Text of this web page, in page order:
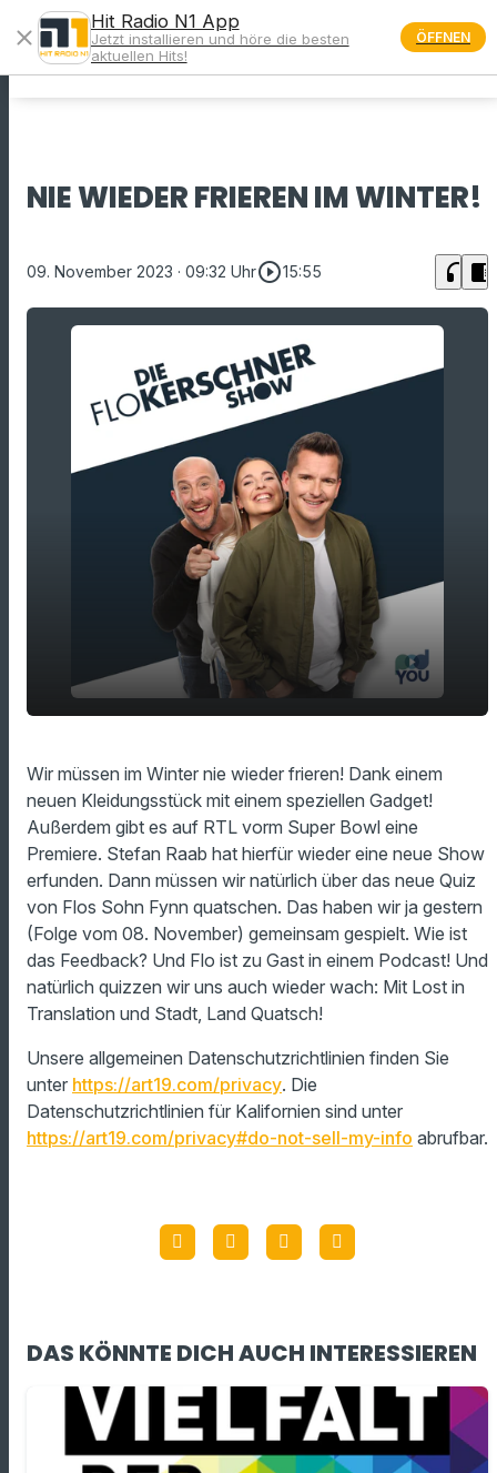
menu
NIE WIEDER FRIEREN IM WINTER!
09. November 2023 · 09:32 Uhrplay_circle_outline15:55 headphones chrome_reader_mode
play_arrow
00:00 15:55
Wir müssen im Winter nie wieder frieren! Dank einem
neuen Kleidungsstück mit einem speziellen Gadget!
Außerdem gibt es auf RTL vorm Super Bowl eine
Premiere. Stefan Raab hat hierfür wieder eine neue Show
erfunden. Dann müssen wir natürlich über das neue Quiz
von Flos Sohn Fynn quatschen. Das haben wir ja gestern
(Folge vom 08. November) gemeinsam gespielt. Wie ist
das Feedback? Und Flo ist zu Gast in einem Podcast! Und
natürlich quizzen wir uns auch wieder wach: Mit Lost in
Translation und Stadt, Land Quatsch!
Unsere allgemeinen Datenschutzrichtlinien finden Sie
unter https://art19.com/privacy. Die
Datenschutzrichtlinien für Kalifornien sind unter
https://art19.com/privacy#do-not-sell-my-info abrufbar.
DAS KÖNNTE DICH AUCH INTERESSIEREN
close
Hit Radio N1 App
Jetzt installieren und höre die besten
aktuellen Hits!
ÖFFNEN